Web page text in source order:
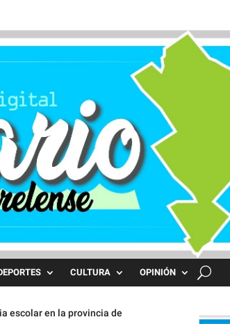
CULTURA OPINIÓN
escolar en la provincia de